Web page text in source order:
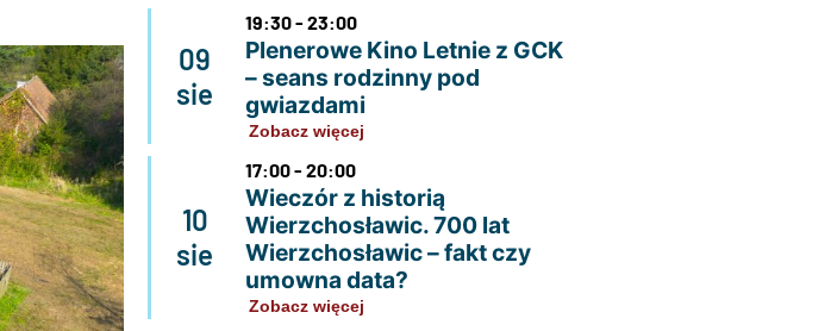
09
sie
19:30 - 23:00
Plenerowe Kino Letnie z GCK
– seans rodzinny pod
gwiazdami
Zobacz więcej
10
sie
17:00 - 20:00
Wieczór z historią
Wierzchosławic. 700 lat
Wierzchosławic – fakt czy
umowna data?
Zobacz więcej